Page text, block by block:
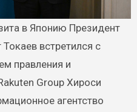
встретился с
правления и
Group Хироси
агентство